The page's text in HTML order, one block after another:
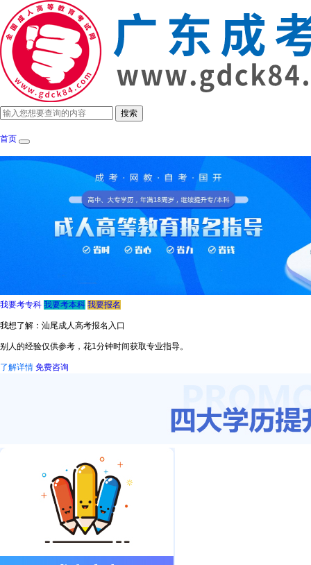
首页
招生简章 报考指南
我要考专科 我要考本科 我要报名
我想了解：汕尾成人高考报名入口
别人的经验仅供参考，花1分钟时间获取专业指导。
了解详情 免费咨询